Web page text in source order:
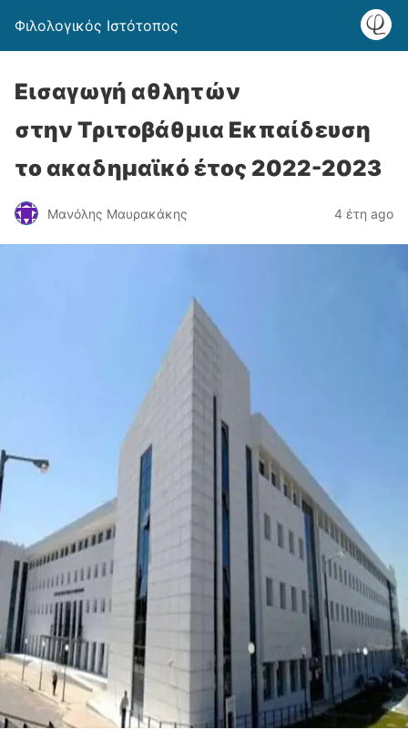
Φιλολογικός Ιστότοπος
Εισαγωγή αθλητών
στην Tριτοβάθμια Eκπαίδευση
το ακαδημαϊκό έτος 2022-2023
Μανόλης Μαυρακάκης 4 έτη ago